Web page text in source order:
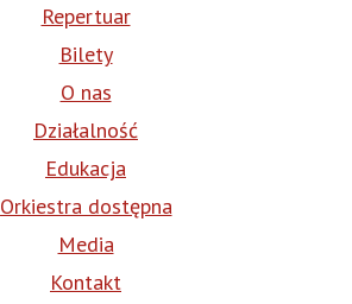
Repertuar
Bilety
O nas
Działalność
Edukacja
Orkiestra dostępna
Media
Kontakt